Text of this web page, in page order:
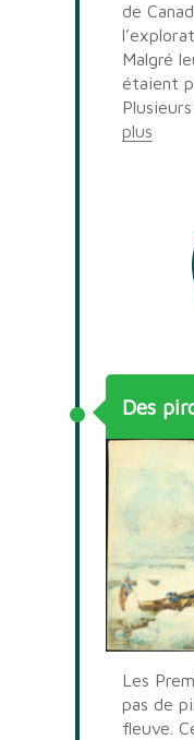
de
Malgré
étaient
plus
Des
Les
pas de
fleuve.